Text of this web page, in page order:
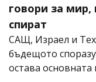
говори за мир,
спират
САЩ, Израел и
бъдещото
остава основната